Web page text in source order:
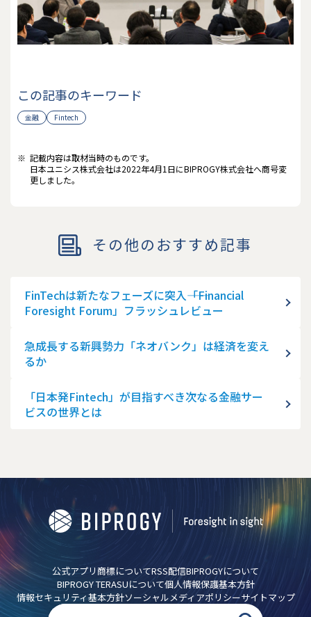
この記事のキーワード
金融 Fintech
※ 記載内容は取材当時のものです。
日本ユニシス株式会社は2022年4月1日にBIPROGY株式会社へ商号変
更しました。
その他のおすすめ記事
FinTechは新たなフェーズに突入――「Financial
Foresight Forum」フラッシュレビュー
急成長する新興勢力「ネオバンク」は経済を変え
るか
「日本発Fintech」が目指すべき次なる金融サー
ビスの世界とは
公式アプリ 商標についてRSS配信BIPROGYについて
BIPROGY TERASUについて個人情報保護基本方針
情報セキュリティ基本方針ソーシャルメディアポリシーサイトマップ